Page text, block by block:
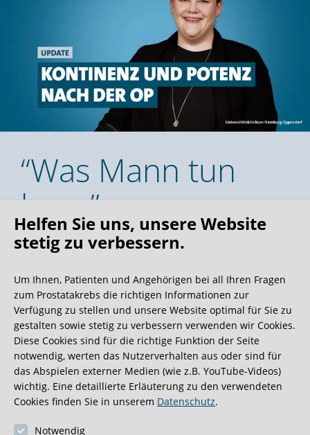
“Was Mann tun
kann”
Dr. Gisa Mehring spricht über Therapie und
Operation.
11.17 Minuten
Helfen Sie uns, unsere Website
stetig zu verbessern.
Um Ihnen, Patienten und Angehörigen bei all Ihren Fragen
zum Prostatakrebs die richtigen Informationen zur
Verfügung zu stellen und unsere Website optimal für Sie zu
gestalten sowie stetig zu verbessern verwenden wir Cookies.
Diese Cookies sind für die richtige Funktion der Seite
notwendig, werten das Nutzerverhalten aus oder sind für
das Abspielen externer Medien (wie z.B. YouTube-Videos)
wichtig. Eine detaillierte Erläuterung zu den verwendeten
Cookies finden Sie in unserem Datenschutz.
Notwendig